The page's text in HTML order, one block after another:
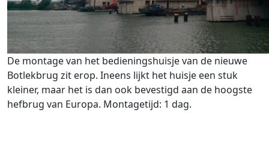
De montage van het bedieningshuisje van de nieuwe
Botlekbrug zit erop. Ineens lijkt het huisje een stuk
kleiner, maar het is dan ook bevestigd aan de hoogste
hefbrug van Europa. Montagetijd: 1 dag.